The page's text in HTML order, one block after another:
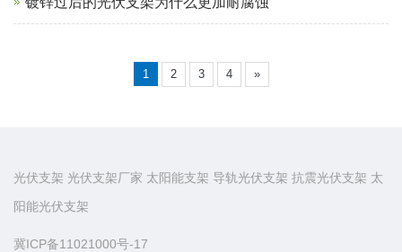
1 2 3 4 »
光伏支架 光伏支架厂家 太阳能支架 导轨光伏支架 抗震光伏支架 太
阳能光伏支架
冀ICP备11021000号-17